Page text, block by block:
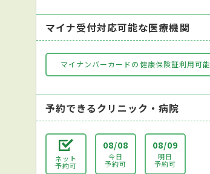
マイナ受付対応可能な医療機関
マイナンバーカードの健康保険証利用可能
予約できるクリニック・病院
ネット
予約可
08/08
今日
予約可
08/09
明日
予約可